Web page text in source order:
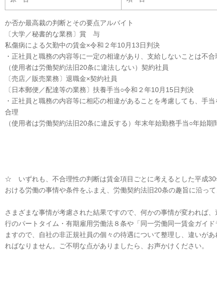
か否か最高裁の判断とその要点アルバイト
〔大学／秘書的な業務〕賞 与
私傷病による欠勤中の賃金×令和２年10月13日判決
・正社員と職務の内容等に一定の相違があり、支給しないことは不
（使用者は労働契約法旧20条に違法しない）契約社員
〔売店／販売業務〕退職金×契約社員
〔日本郵便／配達等の業務〕扶養手当○令和２年10月15日判決
・正社員と職務の内容等に相応の相違があることを考慮しても、手
合理
（使用者は労働契約法旧20条に違反する）年末年始勤務手当○年始
☆ いずれも、不合理性の判断は賃金項目ごとに考えるとした平成
おける労働の事情や条件をふまえ、労働契約法旧20条の趣旨に沿っ
さまざまな事情が考慮された結果ですので、何かの事情が変われば
行のパートタイム・有期雇用労働法８条や「同一労働同一賃金ガイ
ますので、自社の非正規社員の個々の待遇について整理し、違いが
ればなりません。ご不明な点がありましたら、お声かけください。